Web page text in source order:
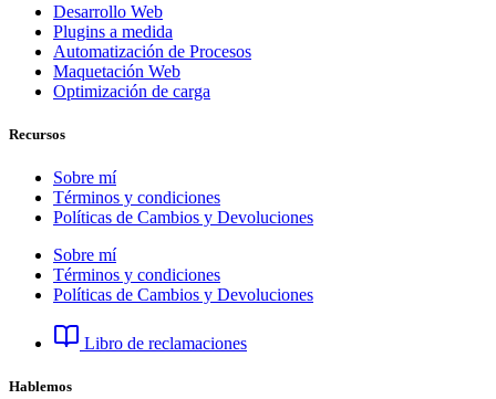
Desarrollo Web
Plugins a medida
Automatización de Procesos
Maquetación Web
Optimización de carga
Recursos
Sobre mí
Términos y condiciones
Políticas de Cambios y Devoluciones
Sobre mí
Términos y condiciones
Políticas de Cambios y Devoluciones
Libro de reclamaciones
Hablemos